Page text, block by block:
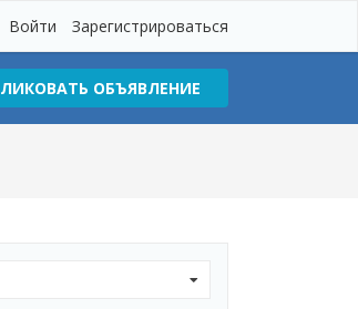
Войти Зарегистрироваться
ОБЪЯВЛЕНИЕ